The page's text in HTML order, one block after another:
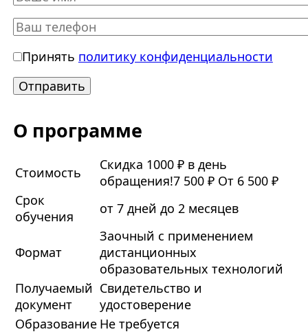
Принять политику конфиденциальности
О программе
Стоимость
Скидка 1000 ₽ в день
обращения!7 500 ₽ От 6 500 ₽
Срок
обучения
от 7 дней до 2 месяцев
Формат
Заочный с применением
дистанционных
образовательных технологий
Получаемый
документ
Свидетельство и
удостоверение
Образование Не требуется